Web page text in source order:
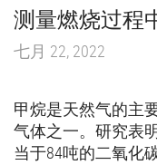
测量燃烧过程
七月 22, 2022
甲烷是天然气的主
气体之一。研究表
当于84吨的二氧化